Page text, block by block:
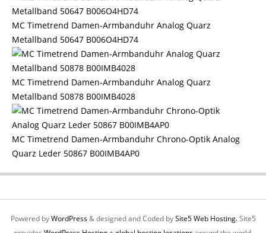
MC Timetrend Damen-Armbanduhr Analog Quarz
Metallband 50647 B006O4HD74
MC Timetrend Damen-Armbanduhr Analog Quarz
Metallband 50878 B00IMB4028
MC Timetrend Damen-Armbanduhr Chrono-Optik Analog
Quarz Leder 50867 B00IMB4AP0
Powered byWordPress& designed and Coded bySite5 Web Hosting.Site5